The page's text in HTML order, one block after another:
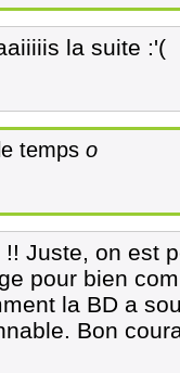
la suite :'(
temps o
Juste, on est
pour bien
la BD a
Bon